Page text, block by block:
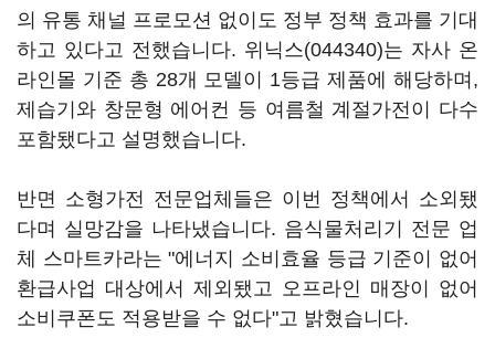
의 유통 채널 프로모션 없이도 정부 정책 효과를 기대
하고 있다고 전했습니다. 위닉스(044340)는 자사 온
라인몰 기준 총 28개 모델이 1등급 제품에 해당하며,
제습기와 창문형 에어컨 등 여름철 계절가전이 다수
포함됐다고 설명했습니다.
반면 소형가전 전문업체들은 이번 정책에서 소외됐
다며 실망감을 나타냈습니다. 음식물처리기 전문 업
체 스마트카라는 "에너지 소비효율 등급 기준이 없어
환급사업 대상에서 제외됐고 오프라인 매장이 없어
소비쿠폰도 적용받을 수 없다"고 밝혔습니다.